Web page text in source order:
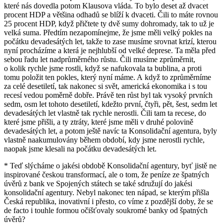
které nás dovedla potom Klausova vláda. To bylo deset až dvacet
procent HDP a většina odhadů se blíží k dvaceti. Čili to máte rovnou
25 procent HDP, když přičtete ty dvě sumy dohromady, tak to už je
velká suma. Předtím nezapomínejme, že jsme měli velký pokles na
počátku devadesátých let, takže to zase musíme srovnat krizí, kterou
nyní procházíme a která je nejhlubší od velké deprese. Ta měla před
sebou řadu let nadprůměrného růstu. Čili musíme zprůměrnit,
o kolik rychle jsme rostli, když se nafukovala ta bublina, a proti
tomu položit ten pokles, který nyní máme. A když to zprůměrníme
za celé desetiletí, tak nakonec si svět, americká ekonomika i s tou
recesí vedou poměrně dobře. Právě ten růst byl tak vysoký prvních
sedm, osm let tohoto desetiletí, kdežto první, čtyři, pět, šest, sedm let
devadesátých let vlastně tak rychle nerostli. Čili tam ta recese, do
které jsme přišli, a ty ztráty, které jsme měli v druhé polovině
devadesátých let, a potom ještě navíc ta Konsolidační agentura, byly
vlastně naakumulovány během období, kdy jsme nerostli rychle,
naopak jsme klesali na počátku devadesátých let.
* Teď slýcháme o jakési obdobě Konsolidační agentury, byť jistě ne
inspirované českou transformací, ale o tom, že peníze ze špatných
úvěrů z bank ve Spojených státech se také sdružují do jakési
konsolidační agentury. Nebyl nakonec ten nápad, se kterým přišla
Česká republika, inovativní i přesto, co víme z pozdější doby, že se
de facto i touhle formou očišťovaly soukromé banky od špatných
úvěrů?